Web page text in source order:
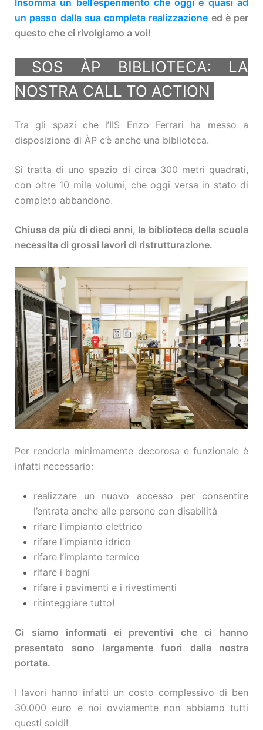
Insomma un bell’esperimento che oggi è quasi ad
un passo dalla sua completa realizzazione ed è per
questo che ci rivolgiamo a voi!
SOS ÀP BIBLIOTECA: LA
NOSTRA CALL TO ACTION
Tra gli spazi che l’IIS Enzo Ferrari ha messo a
disposizione di ÀP c’è anche una biblioteca.
Si tratta di uno spazio di circa 300 metri quadrati,
con oltre 10 mila volumi, che oggi versa in stato di
completo abbandono.
Chiusa da più di dieci anni, la biblioteca della scuola
necessita di grossi lavori di ristrutturazione.
Per renderla minimamente decorosa e funzionale è
infatti necessario:
realizzare un nuovo accesso per consentire
l’entrata anche alle persone con disabilità
rifare l’impianto elettrico
rifare l’impianto idrico
rifare l’impianto termico
rifare i bagni
rifare i pavimenti e i rivestimenti
ritinteggiare tutto!
Ci siamo informati ei preventivi che ci hanno
presentato sono largamente fuori dalla nostra
portata.
I lavori hanno infatti un costo complessivo di ben
30.000 euro e noi ovviamente non abbiamo tutti
questi soldi!